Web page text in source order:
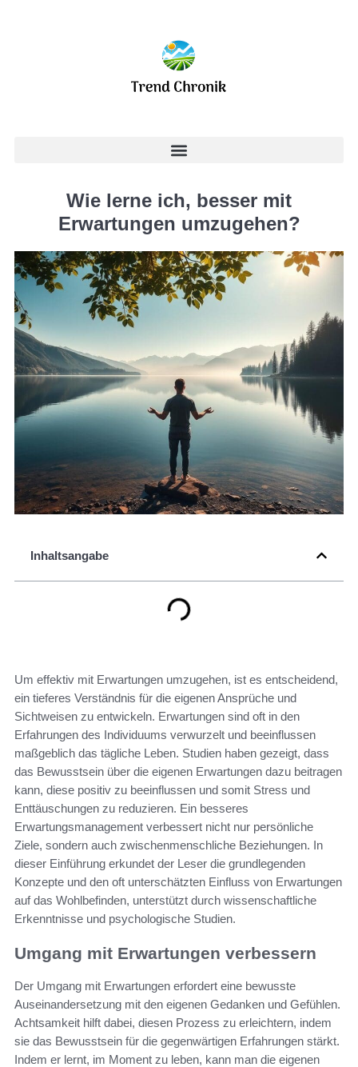
Wie lerne ich, besser mit
Erwartungen umzugehen?
Inhaltsangabe
Um effektiv mit Erwartungen umzugehen, ist es entscheidend,
ein tieferes Verständnis für die eigenen Ansprüche und
Sichtweisen zu entwickeln. Erwartungen sind oft in den
Erfahrungen des Individuums verwurzelt und beeinflussen
maßgeblich das tägliche Leben. Studien haben gezeigt, dass
das Bewusstsein über die eigenen Erwartungen dazu beitragen
kann, diese positiv zu beeinflussen und somit Stress und
Enttäuschungen zu reduzieren. Ein besseres
Erwartungsmanagement verbessert nicht nur persönliche
Ziele, sondern auch zwischenmenschliche Beziehungen. In
dieser Einführung erkundet der Leser die grundlegenden
Konzepte und den oft unterschätzten Einfluss von Erwartungen
auf das Wohlbefinden, unterstützt durch wissenschaftliche
Erkenntnisse und psychologische Studien.
Umgang mit Erwartungen verbessern
Der Umgang mit Erwartungen erfordert eine bewusste
Auseinandersetzung mit den eigenen Gedanken und Gefühlen.
Achtsamkeit hilft dabei, diesen Prozess zu erleichtern, indem
sie das Bewusstsein für die gegenwärtigen Erfahrungen stärkt.
Indem er lernt, im Moment zu leben, kann man die eigenen